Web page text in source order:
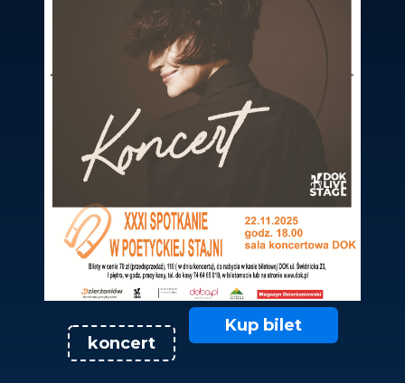
koncert
Kup bilet